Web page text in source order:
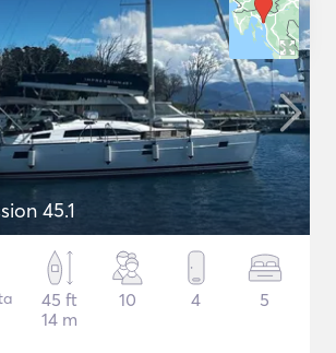
45.1
45 ft
14 m
10 4 5